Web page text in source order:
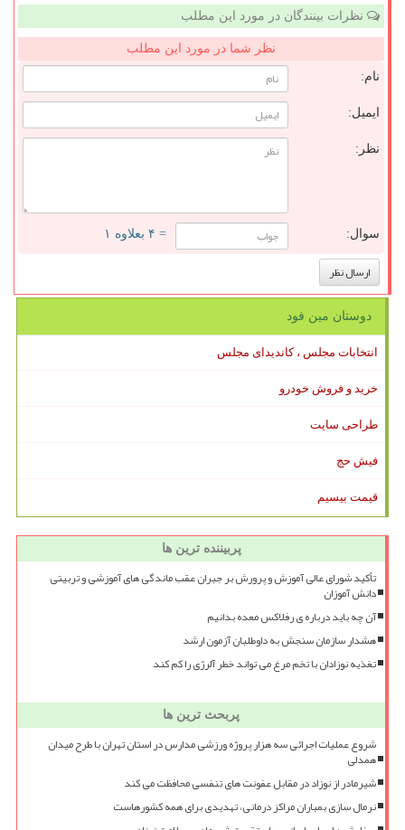
نظرات بینندگان در مورد این مطلب
نظر شما در مورد این مطلب
نام:
ایمیل:
نظر:
سوال: = ۴ بعلاوه ۱
دوستان مین فود
انتخابات مجلس ، کاندیدای مجلس
خرید و فروش خودرو
طراحی سایت
فیش حج
قیمت بیسیم
پربیننده ترین ها
تأکید شورای عالی آموزش و پرورش بر جبران عقب ماندگی های آموزشی و تربیتی
دانش آموزان
آن چه باید درباره ی رفلاکس معده بدانیم
هشدار سازمان سنجش به داوطلبان آزمون ارشد
تغذیه نوزادان با تخم مرغ می تواند خطر آلرژی را کم کند
پربحث ترین ها
شروع عملیات اجرائی سه هزار پروژه ورزشی مدارس در استان تهران با طرح میدان
همدلی
شیرمادر از نوزاد در مقابل عفونت های تنفسی محافظت می کند
نرمال سازی بمباران مراکز درمانی، تهدیدی برای همه کشورهاست